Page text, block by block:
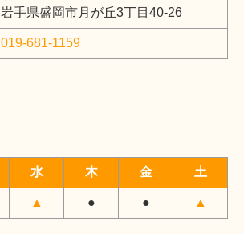
岩手県盛岡市月が丘3丁目40-26
019-681-1159
水 木 金 土
▲ ● ● ▲